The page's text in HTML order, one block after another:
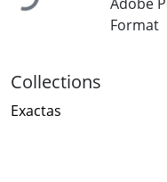
Format
Collections
Exactas